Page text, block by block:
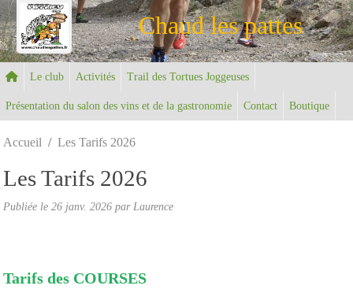
Chaud les pattes
Le club Activités Trail des Tortues Joggeuses
Présentation du salon des vins et de la gastronomie Contact Boutique
Accueil Les Tarifs 2026
Les Tarifs 2026
Publiée le 26 janv. 2026 par Laurence
Tarifs des COURSES
Panneau de gestion des cookies